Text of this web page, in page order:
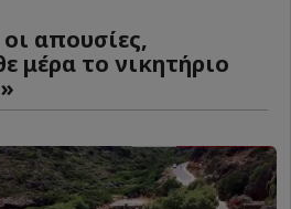
απουσίες,
μέρα το νικητήριο